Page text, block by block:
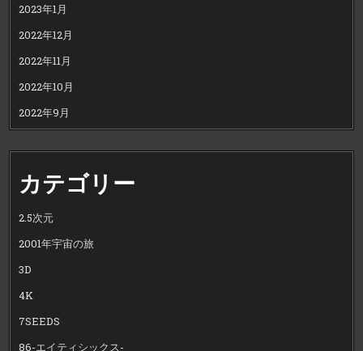
2023年1月
2022年12月
2022年11月
2022年10月
2022年9月
カテゴリー
2.5次元
2001年宇宙の旅
3D
4K
7SEEDS
86-エイティシックス-